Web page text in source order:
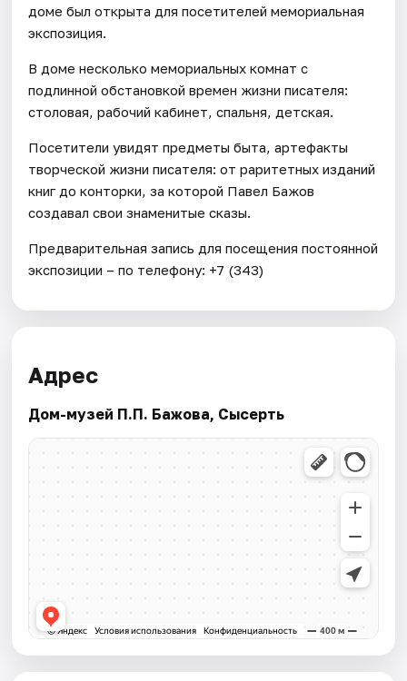
доме был открыта для посетителей мемориальная
экспозиция.
В доме несколько мемориальных комнат с
подлинной обстановкой времен жизни писателя:
столовая, рабочий кабинет, спальня, детская.
Посетители увидят предметы быта, артефакты
творческой жизни писателя: от раритетных изданий
книг до конторки, за которой Павел Бажов
создавал свои знаменитые сказы.
Предварительная запись для посещения постоянной
экспозиции – по телефону: +7 (343)
Адрес
Дом-музей П.П. Бажова, Сысерть